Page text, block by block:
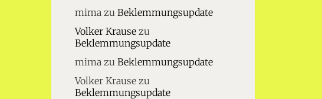
mimazu Beklemmungsupdate
Volker Krausezu
Beklemmungsupdate
mimazu Beklemmungsupdate
Volker Krausezu
Beklemmungsupdate